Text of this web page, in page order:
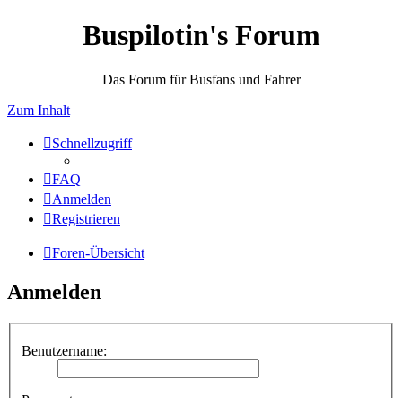
Buspilotin's Forum
Das Forum für Busfans und Fahrer
Zum Inhalt
Schnellzugriff
FAQ
Anmelden
Registrieren
Foren-Übersicht
Anmelden
Benutzername: